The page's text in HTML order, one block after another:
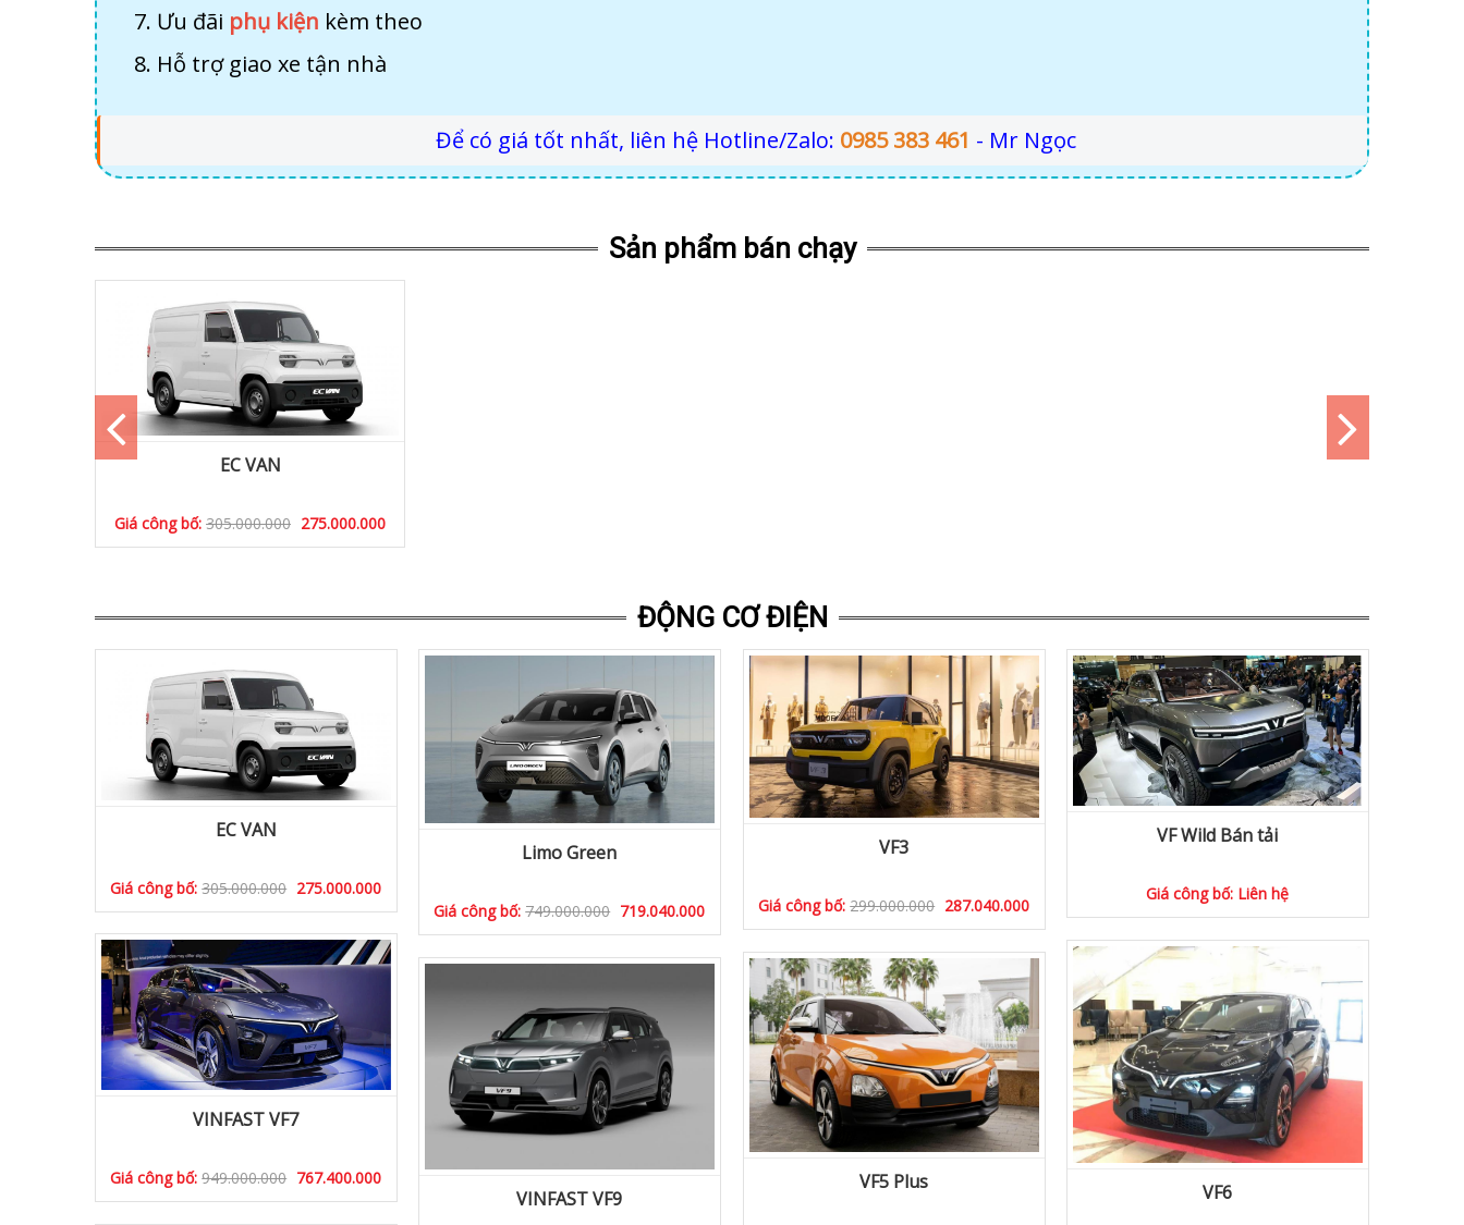
Ưu đãi phụ kiện kèm theo
Hỗ trợ giao xe tận nhà​​​​​​
Để có giá tốt nhất, liên hệ Hotline/Zalo: 0985 383 461 - Mr Ngọc
Sản phẩm bán chạy
EC VAN
Giá công bố: 305.000.000 275.000.000
ĐỘNG CƠ ĐIỆN
EC VAN
Giá công bố:305.000.000 275.000.000
Limo Green
Giá công bố:749.000.000 719.040.000
VF3
Giá công bố:299.000.000 287.040.000
VF Wild Bán tải
Giá công bố: Liên hệ
VINFAST VF7
Giá công bố:949.000.000 767.400.000
VF6
VF5 Plus
VINFAST VF9